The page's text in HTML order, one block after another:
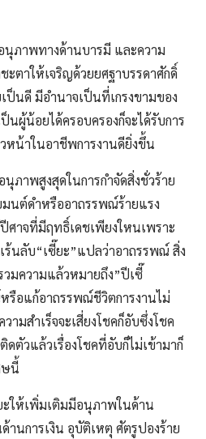
ภาพทางด้านบารมี และความ
ะตาให้เจริญด้วยยศฐาบรรดาศักดิ์
ป็นดี มีอำนาจเป็นที่เกรงขามของ
นผู้น้อยได้ครอบครองก็จะได้รับการ
หน้าในอาชีพการงานดียิ่งขึ้น
ภาพสูงสุดในการกำจัดสิ่งชั่วร้าย
นต์ดำหรืออาถรรพณ์ร้ายแรง
ศาจที่มีฤทธิ์เดชเพียงใหนเพราะ
ร้นลับ“เซี๊ยะ”แปลว่าอาถรรพณ์ สิ่ง
มความแล้วหมายถึง”ปีเซี๊
รือแก้อาถรรพณ์ชีวิตการงานไม่
ามสำเร็จจะเสี่ยงโชคก็อับซึ่งโชค
ตัวแล้วเรื่องโชคที่อับก็ไม่เข้ามาก็
ษนี้
ะให้เพิ่มเติมมีอนุภาพในด้าน
านการเงิน อุบัติเหตุ ศัตรูปองร้าย